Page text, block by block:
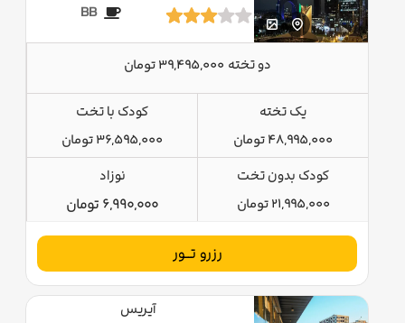
BB
دو تخته 39,495,000 تومان
یک تخته
48,995,000 تومان
کودک با تخت
36,595,000 تومان
کودک بدون تخت
21,995,000 تومان
نوزاد
6,990,000 تومان
رزرو تــور
آیریس